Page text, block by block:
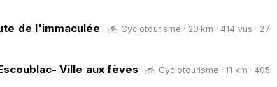
de l'immaculée
Cyclotourisme · 20 km · 414 vus · 27
Ville aux fèves
Cyclotourisme · 11 km · 405